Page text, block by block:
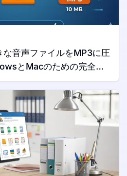
な音声ファイルをMP3に圧
とMacのための完全ガ